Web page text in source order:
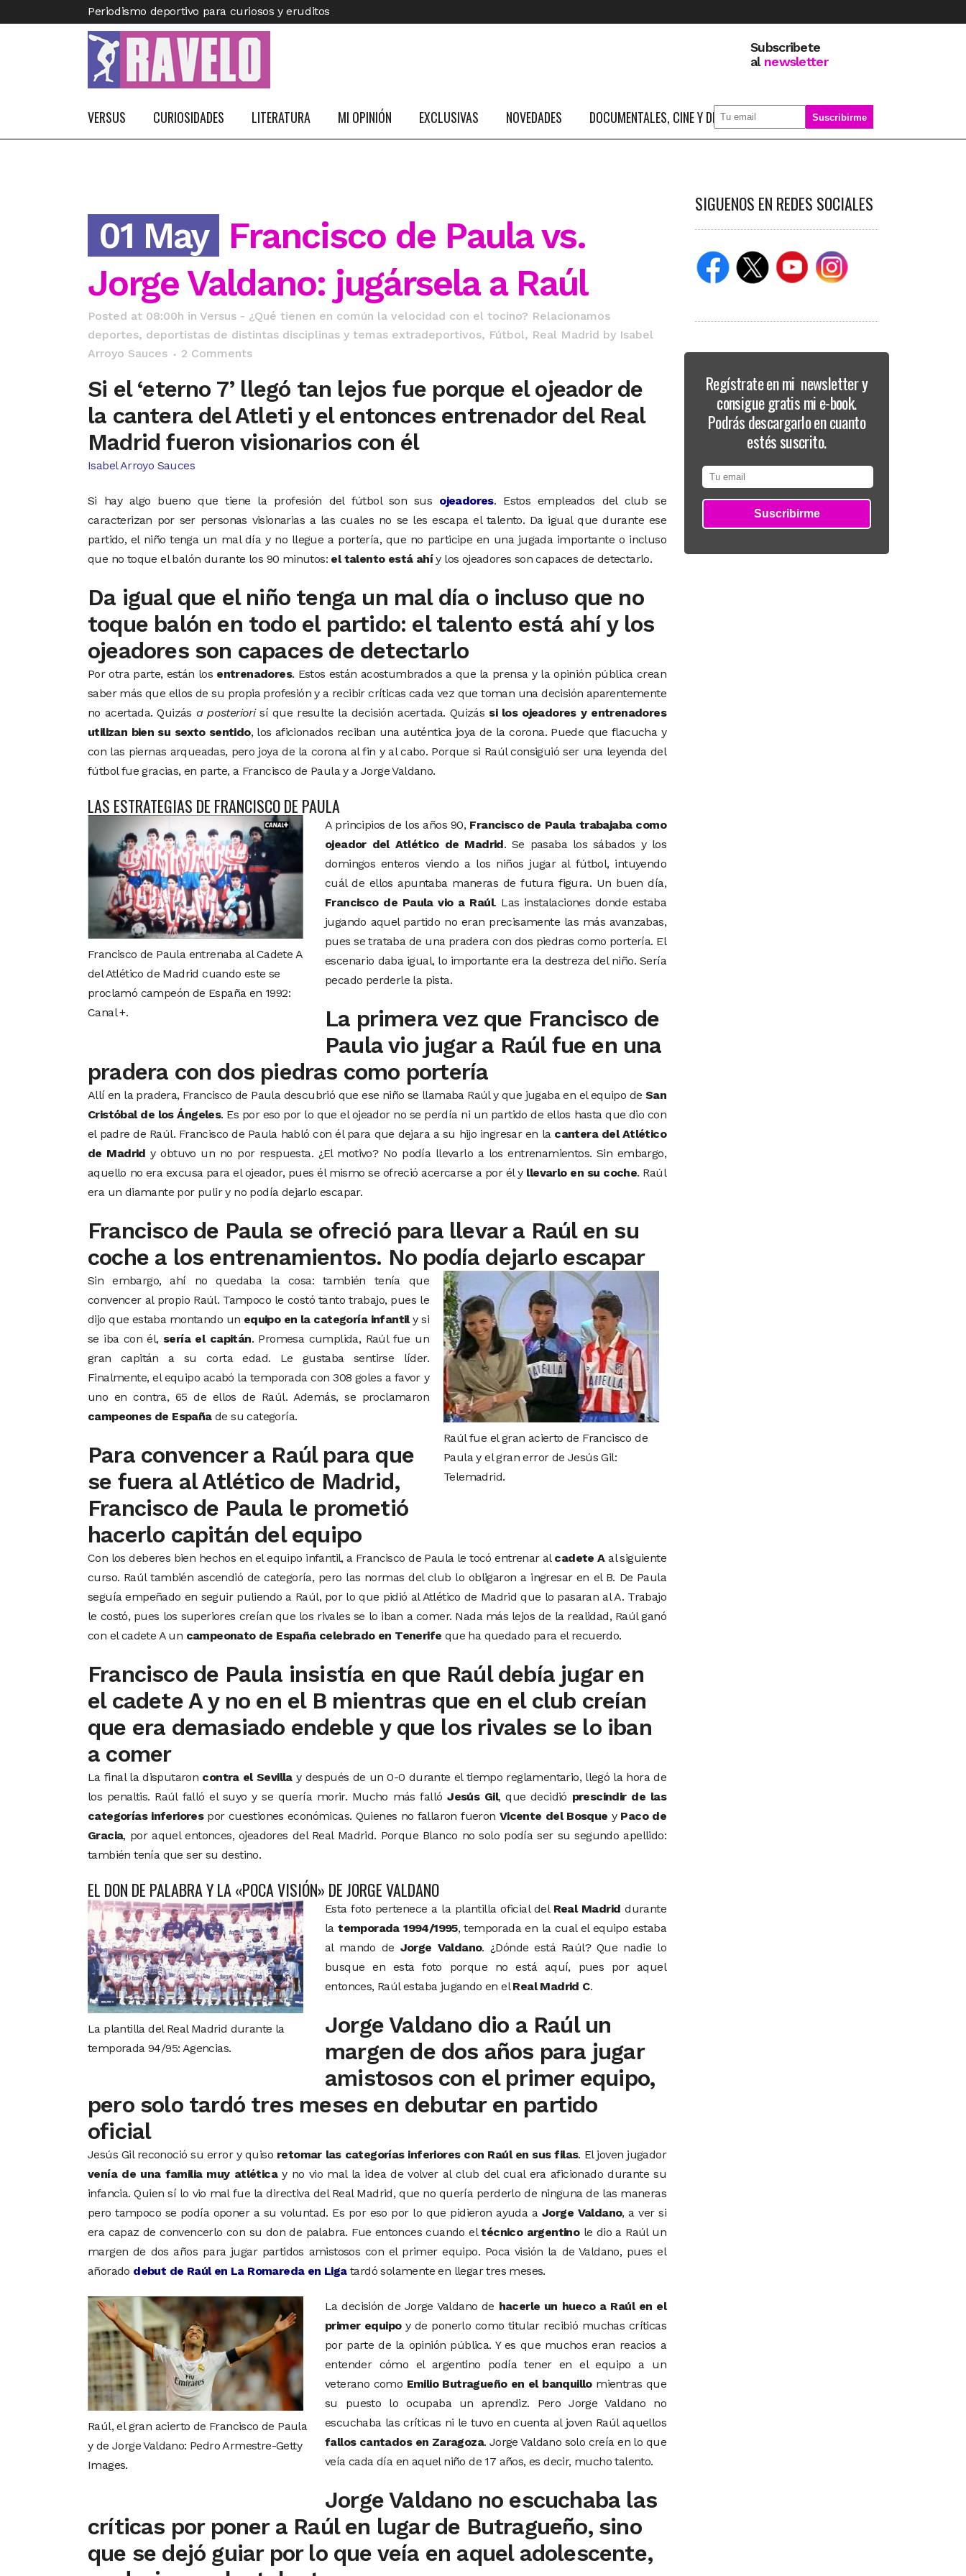
Periodismo deportivo para curiosos y eruditos
Subscribete
al newsletter
VERSUS CURIOSIDADES LITERATURA MI OPINIÓN EXCLUSIVAS NOVEDADES DOCUMENTALES, CINE Y DEPORTE SOBRE MÍ
01 May Francisco de Paula vs.
Jorge Valdano: jugársela a Raúl
Posted at 08:00h in Versus - ¿Qué tienen en común la velocidad con el tocino? Relacionamos
deportes, deportistas de distintas disciplinas y temas extradeportivos, Fútbol, Real Madrid by Isabel
Arroyo Sauces
2 Comments
Si el ‘eterno 7’ llegó tan lejos fue porque el ojeador de
la cantera del Atleti y el entonces entrenador del Real
Madrid fueron visionarios con él
Isabel Arroyo Sauces
Si hay algo bueno que tiene la profesión del fútbol son sus ojeadores. Estos empleados del club se
caracterizan por ser personas visionarias a las cuales no se les escapa el talento. Da igual que durante ese
partido, el niño tenga un mal día y no llegue a portería, que no participe en una jugada importante o incluso
que no toque el balón durante los 90 minutos: el talento está ahíy los ojeadores son capaces de detectarlo.
Da igual que el niño tenga un mal día o incluso que no
toque balón en todo el partido: el talento está ahí y los
ojeadores son capaces de detectarlo
Por otra parte, están los entrenadores. Estos están acostumbrados a que la prensa y la opinión pública crean
saber más que ellos de su propia profesión y a recibir críticas cada vez que toman una decisión aparentemente
no acertada. Quizás a posteriorisí que resulte la decisión acertada. Quizás si los ojeadores y entrenadores
utilizan bien su sexto sentido, los aficionados reciban una auténtica joya de la corona. Puede que flacucha y
con las piernas arqueadas, pero joya de la corona al fin y al cabo. Porque si Raúl consiguió ser una leyenda del
fútbol fue gracias, en parte, a Francisco de Paula y a Jorge Valdano.
LAS ESTRATEGIAS DE FRANCISCO DE PAULA
Francisco de Paula entrenaba al Cadete A
del Atlético de Madrid cuando este se
proclamó campeón de España en 1992:
Canal +.
A principios de los años 90, Francisco de Paula trabajaba como
ojeador del Atlético de Madrid. Se pasaba los sábados y los
domingos enteros viendo a los niños jugar al fútbol, intuyendo
cuál de ellos apuntaba maneras de futura figura. Un buen día,
Francisco de Paula vio a Raúl. Las instalaciones donde estaba
jugando aquel partido no eran precisamente las más avanzabas,
pues se trataba de una pradera con dos piedras como portería. El
escenario daba igual, lo importante era la destreza del niño. Sería
pecado perderle la pista.
La primera vez que Francisco de
Paula vio jugar a Raúl fue en una
pradera con dos piedras como portería
Allí en la pradera, Francisco de Paula descubrió que ese niño se llamaba Raúl y que jugaba en el equipo de San
Cristóbal de los Ángeles. Es por eso por lo que el ojeador no se perdía ni un partido de ellos hasta que dio con
el padre de Raúl. Francisco de Paula habló con él para que dejara a su hijo ingresar en la cantera del Atlético
de Madrid y obtuvo un no por respuesta. ¿El motivo? No podía llevarlo a los entrenamientos. Sin embargo,
aquello no era excusa para el ojeador, pues él mismo se ofreció acercarse a por él y llevarlo en su coche. Raúl
era un diamante por pulir y no podía dejarlo escapar.
Francisco de Paula se ofreció para llevar a Raúl en su
coche a los entrenamientos. No podía dejarlo escapar
Raúl fue el gran acierto de Francisco de
Paula y el gran error de Jesús Gil:
Telemadrid.
Sin embargo, ahí no quedaba la cosa: también tenía que
convencer al propio Raúl. Tampoco le costó tanto trabajo, pues le
dijo que estaba montando un equipo en la categoría infantily si
se iba con él, sería el capitán. Promesa cumplida, Raúl fue un
gran capitán a su corta edad. Le gustaba sentirse líder.
Finalmente, el equipo acabó la temporada con 308 goles a favor y
uno en contra, 65 de ellos de Raúl. Además, se proclamaron
campeones de Españade su categoría.
Para convencer a Raúl para que
se fuera al Atlético de Madrid,
Francisco de Paula le prometió
hacerlo capitán del equipo
Con los deberes bien hechos en el equipo infantil, a Francisco de Paula le tocó entrenar al cadete Aal siguiente
curso. Raúl también ascendió de categoría, pero las normas del club lo obligaron a ingresar en el B. De Paula
seguía empeñado en seguir puliendo a Raúl, por lo que pidió al Atlético de Madrid que lo pasaran al A. Trabajo
le costó, pues los superiores creían que los rivales se lo iban a comer. Nada más lejos de la realidad, Raúl ganó
con el cadete A un campeonato de España celebrado en Tenerife que ha quedado para el recuerdo.
Francisco de Paula insistía en que Raúl debía jugar en
el cadete A y no en el B mientras que en el club creían
que era demasiado endeble y que los rivales se lo iban
a comer
La final la disputaron contra el Sevillay después de un 0-0 durante el tiempo reglamentario, llegó la hora de
los penaltis. Raúl falló el suyo y se quería morir. Mucho más fallóJesús Gil, que decidió prescindir de las
categorías inferiorespor cuestiones económicas. Quienes no fallaron fueron Vicente del Bosque y Paco de
Gracia, por aquel entonces, ojeadores del Real Madrid. Porque Blanco no solo podía ser su segundo apellido:
también tenía que ser su destino.
EL DON DE PALABRA Y LA «POCA VISIÓN» DE JORGE VALDANO
La plantilla del Real Madrid durante la
temporada 94/95: Agencias.
Esta foto pertenece a la plantilla oficial del Real Madrid durante
latemporada 1994/1995, temporada en la cual el equipo estaba
al mando de Jorge Valdano. ¿Dónde está Raúl? Que nadie lo
busque en esta foto porque no está aquí, pues por aquel
entonces, Raúl estaba jugando en elReal Madrid C.
Jorge Valdano dio a Raúl un
margen de dos años para jugar
amistosos con el primer equipo,
pero solo tardó tres meses en debutar en partido
oficial
Jesús Gil reconoció su error y quiso retomar las categorías inferiores con Raúl en sus filas. El joven jugador
venía de una familia muy atléticay no vio mal la idea de volver al club del cual era aficionado durante su
infancia. Quien sí lo vio mal fue la directiva del Real Madrid, que no quería perderlo de ninguna de las maneras
pero tampoco se podía oponer a su voluntad. Es por eso por lo que pidieron ayuda a Jorge Valdano, a ver si
era capaz de convencerlo con su don de palabra. Fue entonces cuando eltécnico argentinole dio a Raúl un
margen de dos años para jugar partidos amistosos con el primer equipo. Poca visión la de Valdano, pues el
añorado debut de Raúl en La Romareda en Ligatardó solamente en llegar tres meses.
Raúl, el gran acierto de Francisco de Paula
y de Jorge Valdano: Pedro Armestre-Getty
Images.
La decisión de Jorge Valdano de hacerle un hueco a Raúl en el
primer equipoy de ponerlo como titular recibió muchas críticas
por parte de la opinión pública. Y es que muchos eran reacios a
entender cómo el argentino podía tener en el equipo a un
veterano como Emilio Butragueño en el banquillomientras que
su puesto lo ocupaba un aprendiz. Pero Jorge Valdano no
escuchaba las críticas ni le tuvo en cuenta al joven Raúl aquellos
fallos cantados en Zaragoza. Jorge Valdano solo creía en lo que
veía cada día en aquel niño de 17 años, es decir, mucho talento.
Jorge Valdano no escuchaba las
críticas por poner a Raúl en lugar de Butragueño, sino
que se dejó guiar por lo que veía en aquel adolescente,
SIGUENOS EN REDES SOCIALES
Regístrate en mi newsletter y
consigue gratis mi e-book.
Podrás descargarlo en cuanto
estés suscrito.